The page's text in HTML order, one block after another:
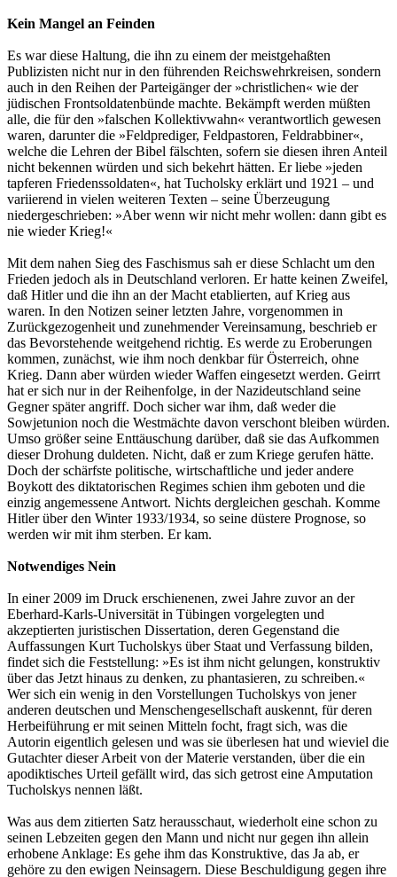
Kein Mangel an Feinden
Es war diese Haltung, die ihn zu einem der meistgehaßten
Publizisten nicht nur in den führenden Reichswehrkreisen, sondern
auch in den Reihen der Parteigänger der »christlichen« wie der
jüdischen Frontsoldatenbünde machte. Bekämpft werden müßten
alle, die für den »falschen Kollektivwahn« verantwortlich gewesen
waren, darunter die »Feldprediger, Feldpastoren, Feldrabbiner«,
welche die Lehren der Bibel fälschten, sofern sie diesen ihren Anteil
nicht bekennen würden und sich bekehrt hätten. Er liebe »jeden
tapferen Friedenssoldaten«, hat Tucholsky erklärt und 1921 – und
variierend in vielen weiteren Texten – seine Überzeugung
niedergeschrieben: »Aber wenn wir nicht mehr wollen: dann gibt es
nie wieder Krieg!«
Mit dem nahen Sieg des Faschismus sah er diese Schlacht um den
Frieden jedoch als in Deutschland verloren. Er hatte keinen Zweifel,
daß Hitler und die ihn an der Macht etablierten, auf Krieg aus
waren. In den Notizen seiner letzten Jahre, vorgenommen in
Zurückgezogenheit und zunehmender Vereinsamung, beschrieb er
das Bevorstehende weitgehend richtig. Es werde zu Eroberungen
kommen, zunächst, wie ihm noch denkbar für Österreich, ohne
Krieg. Dann aber würden wieder Waffen eingesetzt werden. Geirrt
hat er sich nur in der Reihenfolge, in der Nazideutschland seine
Gegner später angriff. Doch sicher war ihm, daß weder die
Sowjetunion noch die Westmächte davon verschont bleiben würden.
Umso größer seine Enttäuschung darüber, daß sie das Aufkommen
dieser Drohung duldeten. Nicht, daß er zum Kriege gerufen hätte.
Doch der schärfste politische, wirtschaftliche und jeder andere
Boykott des diktatorischen Regimes schien ihm geboten und die
einzig angemessene Antwort. Nichts dergleichen geschah. Komme
Hitler über den Winter 1933/1934, so seine düstere Prognose, so
werden wir mit ihm sterben. Er kam.
Notwendiges Nein
In einer 2009 im Druck erschienenen, zwei Jahre zuvor an der
Eberhard-Karls-Universität in Tübingen vorgelegten und
akzeptierten juristischen Dissertation, deren Gegenstand die
Auffassungen Kurt Tucholskys über Staat und Verfassung bilden,
findet sich die Feststellung: »Es ist ihm nicht gelungen, konstruktiv
über das Jetzt hinaus zu denken, zu phantasieren, zu schreiben.«
Wer sich ein wenig in den Vorstellungen Tucholskys von jener
anderen deutschen und Menschengesellschaft auskennt, für deren
Herbeiführung er mit seinen Mitteln focht, fragt sich, was die
Autorin eigentlich gelesen und was sie überlesen hat und wieviel die
Gutachter dieser Arbeit von der Materie verstanden, über die ein
apodiktisches Urteil gefällt wird, das sich getrost eine Amputation
Tucholskys nennen läßt.
Was aus dem zitierten Satz herausschaut, wiederholt eine schon zu
seinen Lebzeiten gegen den Mann und nicht nur gegen ihn allein
erhobene Anklage: Es gehe ihm das Konstruktive, das Ja ab, er
gehöre zu den ewigen Neinsagern. Diese Beschuldigung gegen ihre